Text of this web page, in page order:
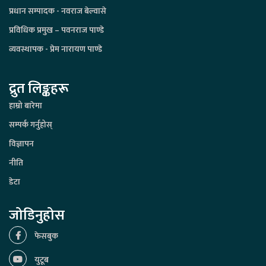
प्रधान सम्पादक - नवराज बेल्वासे
प्रविधिक प्रमुख – पवनराज पाण्डे
व्यवस्थापक - प्रेम नारायण पाण्डे
द्रुत लिङ्कहरू
हाम्रो बारेमा
सम्पर्क गर्नुहोस्
विज्ञापन
नीति
डेटा
जोडिनुहोस
फेसबुक
युटूब